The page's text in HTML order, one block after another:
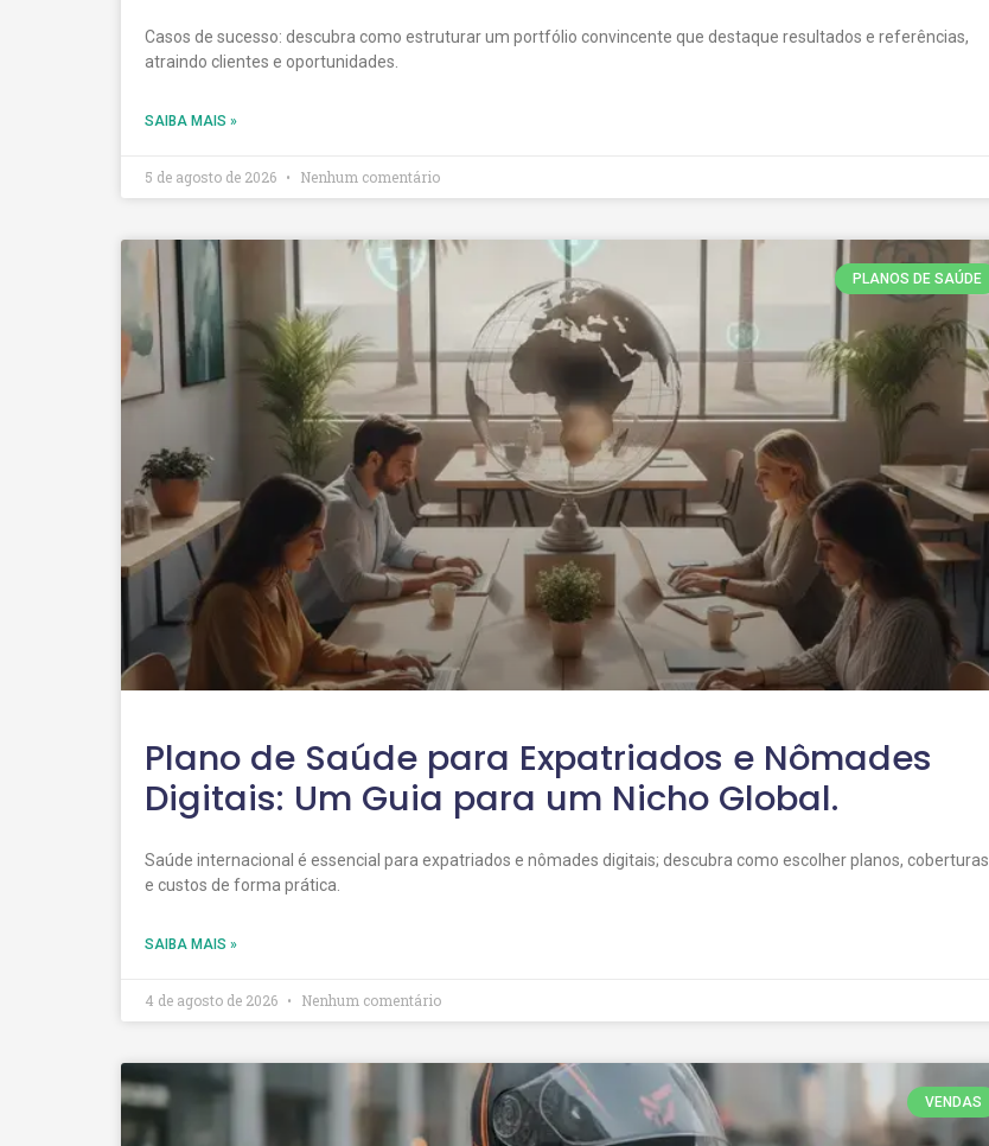
Casos de sucesso: descubra como estruturar um portfólio convincente que destaque resultados e referências,
atraindo clientes e oportunidades.
SAIBA MAIS »
5 de agosto de 2026 Nenhum comentário
PLANOS DE SAÚDE
Plano de Saúde para Expatriados e Nômades
Digitais: Um Guia para um Nicho Global.
Saúde internacional é essencial para expatriados e nômades digitais; descubra como escolher planos, coberturas
e custos de forma prática.
SAIBA MAIS »
4 de agosto de 2026 Nenhum comentário
VENDAS